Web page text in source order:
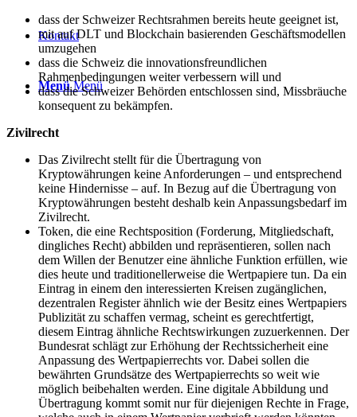
Kontakt
Menü Menü
dass der Schweizer Rechtsrahmen bereits heute geeignet ist,
mit auf DLT und Blockchain basierenden Geschäftsmodellen
umzugehen
dass die Schweiz die innovationsfreundlichen
Rahmenbedingungen weiter verbessern will und
dass die Schweizer Behörden entschlossen sind, Missbräuche
konsequent zu bekämpfen.
Zivilrecht
Das Zivilrecht stellt für die Übertragung von
Kryptowährungen keine Anforderungen – und entsprechend
keine Hindernisse – auf. In Bezug auf die Übertragung von
Kryptowährungen besteht deshalb kein Anpassungsbedarf im
Zivilrecht.
Token, die eine Rechtsposition (Forderung, Mitgliedschaft,
dingliches Recht) abbilden und repräsentieren, sollen nach
dem Willen der Benutzer eine ähnliche Funktion erfüllen, wie
dies heute und traditionellerweise die Wertpapiere tun. Da ein
Eintrag in einem den interessierten Kreisen zugänglichen,
dezentralen Register ähnlich wie der Besitz eines Wertpapiers
Publizität zu schaffen vermag, scheint es gerechtfertigt,
diesem Eintrag ähnliche Rechtswirkungen zuzuerkennen. Der
Bundesrat schlägt zur Erhöhung der Rechtssicherheit eine
Anpassung des Wertpapierrechts vor. Dabei sollen die
bewährten Grundsätze des Wertpapierrechts so weit wie
möglich beibehalten werden. Eine digitale Abbildung und
Übertragung kommt somit nur für diejenigen Rechte in Frage,